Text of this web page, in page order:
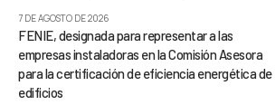
7 DE AGOSTO DE 2026
FENIE, designada para representar a las
empresas instaladoras en la Comisión Asesora
para la certificación de eficiencia energética de
edificios